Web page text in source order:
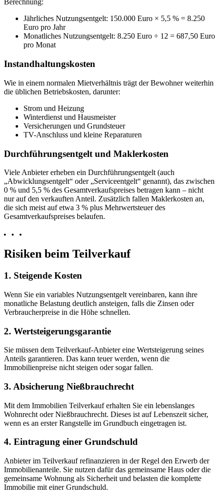
Berechnung:
Jährliches Nutzungsentgelt: 150.000 Euro × 5,5 % = 8.250
Euro pro Jahr
Monatliches Nutzungsentgelt: 8.250 Euro ÷ 12 = 687,50 Euro
pro Monat
Instandhaltungskosten
Wie in einem normalen Mietverhältnis trägt der Bewohner weiterhin
die üblichen Betriebskosten, darunter:
Strom und Heizung
Winterdienst und Hausmeister
Versicherungen und Grundsteuer
TV-Anschluss und kleine Reparaturen
Durchführungsentgelt und Maklerkosten
Viele Anbieter erheben ein Durchführungsentgelt (auch
„Abwicklungsentgelt“ oder „Serviceentgelt“ genannt), das zwischen
0 % und 5,5 % des Gesamtverkaufspreises betragen kann – nicht
nur auf den verkauften Anteil. Zusätzlich fallen Maklerkosten an,
die sich meist auf etwa 3 % plus Mehrwertsteuer des
Gesamtverkaufspreises belaufen.
Risiken beim Teilverkauf
1. Steigende Kosten
Wenn Sie ein variables Nutzungsentgelt vereinbaren, kann ihre
monatliche Belastung deutlich ansteigen, falls die Zinsen oder
Verbraucherpreise in die Höhe schnellen.
2. Wertsteigerungsgarantie
Sie müssen dem Teilverkauf-Anbieter eine Wertsteigerung seines
Anteils garantieren. Das kann teuer werden, wenn die
Immobilienpreise nicht steigen oder sogar fallen.
3. Absicherung Nießbrauchrecht
Mit dem Immobilien Teilverkauf erhalten Sie ein lebenslanges
Wohnrecht oder Nießbrauchrecht. Dieses ist auf Lebenszeit sicher,
wenn es an erster Rangstelle im Grundbuch eingetragen ist.
4. Eintragung einer Grundschuld
Anbieter im Teilverkauf refinanzieren in der Regel den Erwerb der
Immobilienanteile. Sie nutzen dafür das gemeinsame Haus oder die
gemeinsame Wohnung als Sicherheit und belasten die komplette
Immobilie mit einer Grundschuld.